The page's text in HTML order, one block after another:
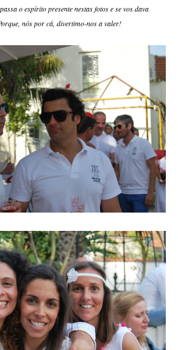
o espírito presente nestas fotos e se vos dava
nós por cá, divertimo-nos a valer!